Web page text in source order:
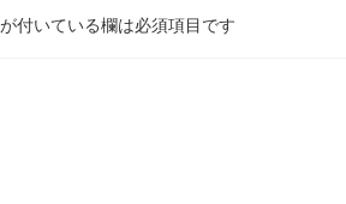
が付いている欄は必須項目です